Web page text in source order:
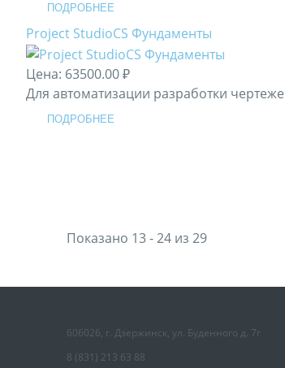
ПОДРОБНЕЕ
Project StudioCS Фундаменты
Цена: 63500.00 ₽
Для автоматизации разработки
ПОДРОБНЕЕ
Показано 13 - 24 из 29
606026, г. Дзержинск, ул. Буденного д. 7г
8 (831) 213 63 88